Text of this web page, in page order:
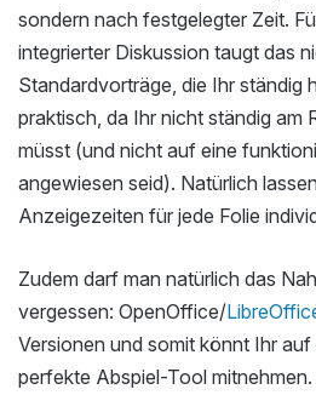
sondern nach festgelegter Zeit.
integrierter Diskussion taugt das
Standardvorträge, die Ihr ständig
praktisch, da Ihr nicht ständig am
müsst (und nicht auf eine
angewiesen seid). Natürlich
Anzeigezeiten für jede Folie
Zudem darf man natürlich das
vergessen: OpenOffice/
Versionen und somit könnt Ihr
perfekte Abspiel-Tool